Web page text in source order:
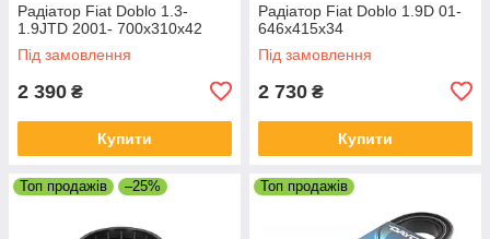
Радіатор Fiat Doblo 1.3-
1.9JTD 2001- 700x310x42
Під замовлення
2 390 ₴
Купити
Радіатор Fiat Doblo 1.9D 01-
646x415x34
Під замовлення
2 730 ₴
Купити
Топ продажів –25% Топ продажів